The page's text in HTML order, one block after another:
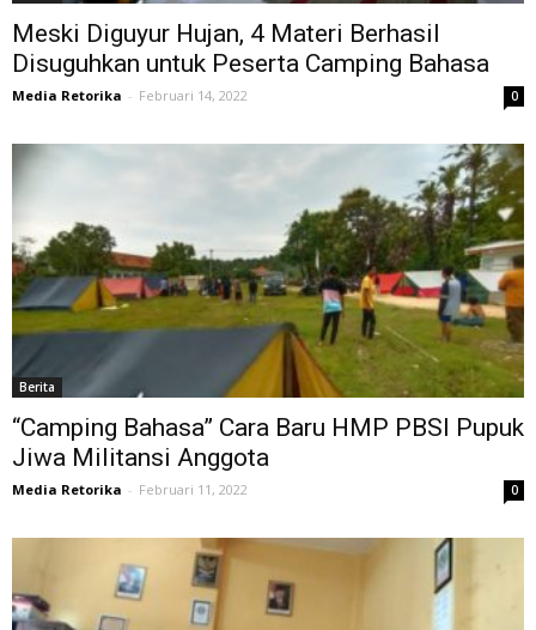
Meski Diguyur Hujan, 4 Materi Berhasil
Disuguhkan untuk Peserta Camping Bahasa
Media Retorika - Februari 14, 2022 0
Berita
“Camping Bahasa” Cara Baru HMP PBSI Pupuk
Jiwa Militansi Anggota
Media Retorika - Februari 11, 2022 0